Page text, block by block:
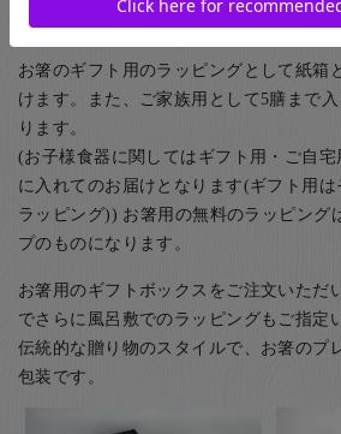
ギフト包装について
お箸のギフト用のラッピングとして紙箱
けます。また、ご家族用として5膳まで
ります。
(お子様食器に関してはギフト用・ご自
に入れてのお届けとなります(ギフト用
ラッピング)) お箸用の無料のラッピング
プのものになります。
お箸用のギフトボックスをご注文いただ
でさらに風呂敷でのラッピングもご指定
伝統的な贈り物のスタイルで、お箸のプ
包装です。